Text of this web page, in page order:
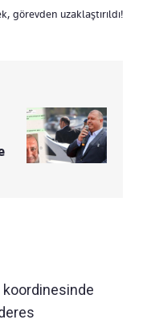
görevden uzaklaştırıldı!
koordinesinde